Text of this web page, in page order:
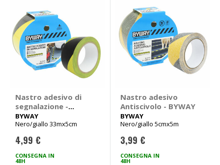
Nastro adesivo di
segnalazione -
BYWAY
BYWAY
Nero/giallo 33mx5cm
4,99 €
CONSEGNA IN
48H
Nastro adesivo
Antiscivolo - BYWAY
BYWAY
Nero/giallo 5cmx5m
3,99 €
CONSEGNA IN
48H